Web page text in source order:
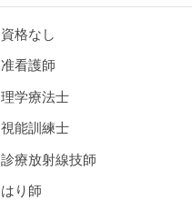
資格なし
准看護師
理学療法士
視能訓練士
診療放射線技師
はり師